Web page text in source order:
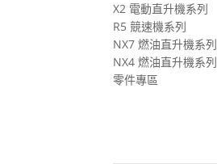
X2 電動直升機系列
R5 競速機系列
NX7 燃油直升機系列
NX4 燃油直升機系列
零件專區